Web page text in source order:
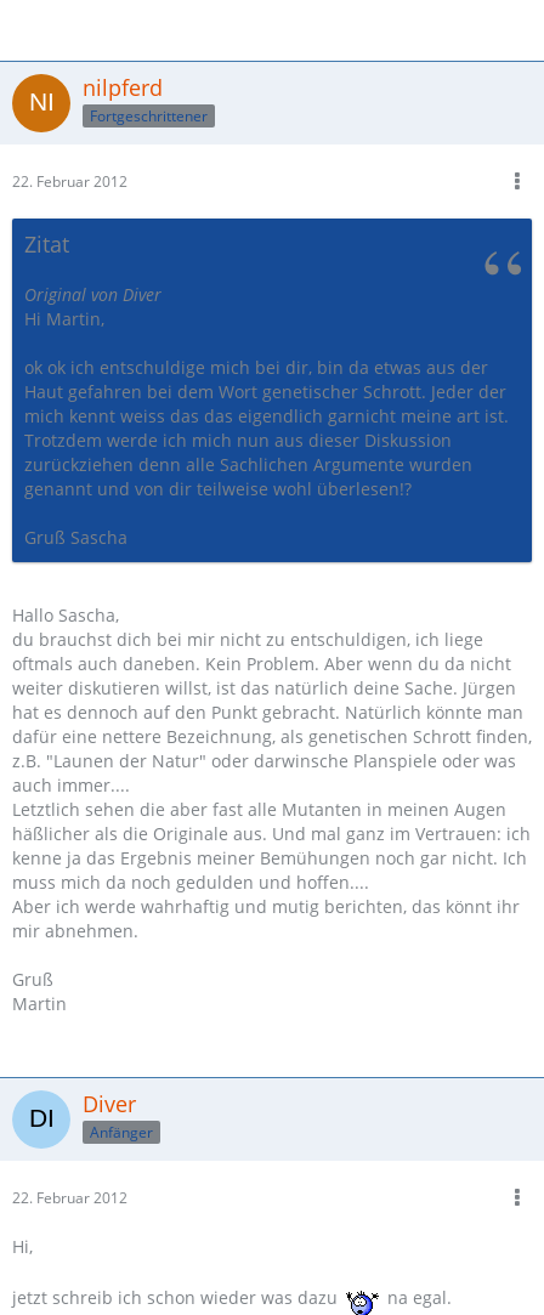
nilpferd
Fortgeschrittener
22. Februar 2012
Zitat
Original von Diver
Hi Martin,
ok ok ich entschuldige mich bei dir, bin da etwas aus der
Haut gefahren bei dem Wort genetischer Schrott. Jeder der
mich kennt weiss das das eigendlich garnicht meine art ist.
Trotzdem werde ich mich nun aus dieser Diskussion
zurückziehen denn alle Sachlichen Argumente wurden
genannt und von dir teilweise wohl überlesen!?
Gruß Sascha
Hallo Sascha,
du brauchst dich bei mir nicht zu entschuldigen, ich liege
oftmals auch daneben. Kein Problem. Aber wenn du da nicht
weiter diskutieren willst, ist das natürlich deine Sache. Jürgen
hat es dennoch auf den Punkt gebracht. Natürlich könnte man
dafür eine nettere Bezeichnung, als genetischen Schrott finden,
z.B. "Launen der Natur" oder darwinsche Planspiele oder was
auch immer....
Letztlich sehen die aber fast alle Mutanten in meinen Augen
häßlicher als die Originale aus. Und mal ganz im Vertrauen: ich
kenne ja das Ergebnis meiner Bemühungen noch gar nicht. Ich
muss mich da noch gedulden und hoffen....
Aber ich werde wahrhaftig und mutig berichten, das könnt ihr
mir abnehmen.
Gruß
Martin
Diver
Anfänger
22. Februar 2012
Hi,
jetzt schreib ich schon wieder was dazu
na egal.